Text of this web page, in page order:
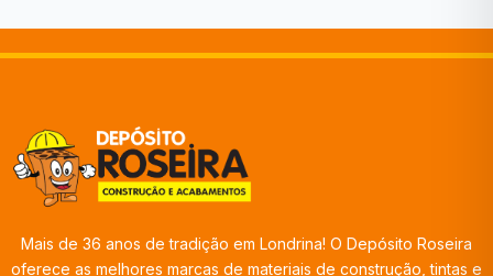
Mais de 36 anos de tradição em Londrina! O Depósito Roseira
oferece as melhores marcas de materiais de construção, tintas e